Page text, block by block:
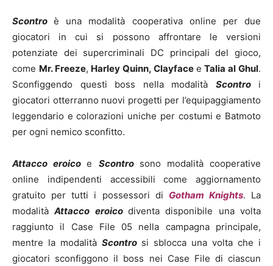
Scontroè una modalità cooperativa online per due
giocatori in cui si possono affrontare le versioni
potenziate dei supercriminali DC principali del gioco,
come Mr. Freeze, Harley Quinn, Clayface eTalia al Ghul.
Sconfiggendo questi boss nella modalità Scontroi
giocatori otterranno nuovi progetti per l’equipaggiamento
leggendario e colorazioni uniche per costumi e Batmoto
per ogni nemico sconfitto.
Attacco eroicoe Scontro sono modalità cooperative
online indipendenti accessibili come aggiornamento
gratuito per tutti i possessori di Gotham Knights. La
modalitàAttacco eroicodiventa disponibile una volta
raggiunto il Case File 05 nella campagna principale,
mentre la modalità Scontro si sblocca una volta che i
giocatori sconfiggono il boss nei Case File di ciascun